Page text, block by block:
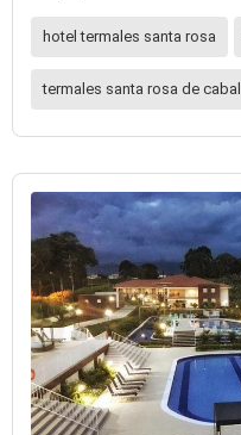
hotel termales santa rosa
termales santa rosa de cabal